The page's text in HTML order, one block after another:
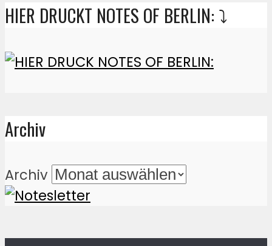
HIER DRUCKT NOTES OF BERLIN: ⤵️
Archiv
Archiv